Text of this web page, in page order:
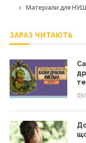
Матеріали для НУШ
ЗАРАЗ ЧИТАЮТЬ